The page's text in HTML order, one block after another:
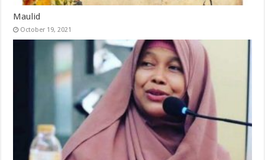
Maulid
October 19, 2021